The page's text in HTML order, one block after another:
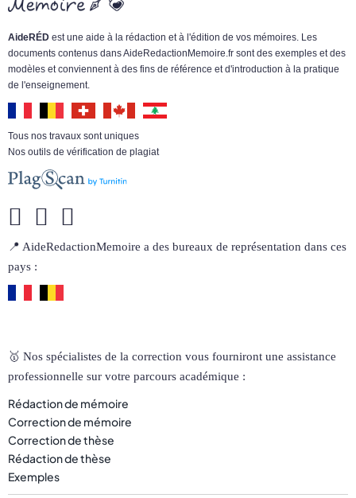
AideRÉD est une aide à la rédaction et à l'édition de vos mémoires. Les
documents contenus dans AideRedactionMemoire.fr sont des exemples et des
modèles et conviennent à des fins de référence et d'introduction à la pratique
de l'enseignement.
Tous nos travaux sont uniques
Nos outils de vérification de plagiat
📍 AideRedactionMemoire a des bureaux de représentation dans ces
pays :
🥇 Nos spécialistes de la correction vous fourniront une assistance
professionnelle sur votre parcours académique :
Rédaction de mémoire
Correction de mémoire
Correction de thèse
Rédaction de thèse
Exemples